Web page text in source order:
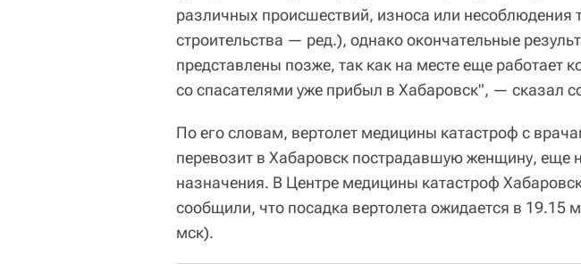
различных происшествий, износа или несоблюдения
строительства — ред.), однако окончательные
представлены позже, так как на месте еще работает
со спасателями уже прибыл в Хабаровск", — сказал
По его словам, вертолет медицины катастроф с
перевозит в Хабаровск пострадавшую женщину, еще
назначения. В Центре медицины катастроф
сообщили, что посадка вертолета ожидается в 19.15
мск).